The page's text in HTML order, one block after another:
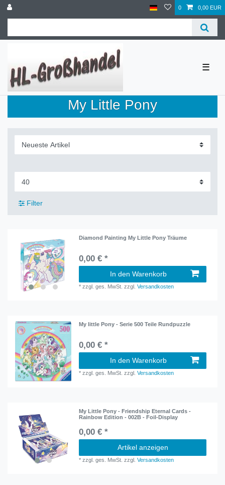
0 0,00 EUR
☰
My Little Pony
Filter
Diamond Painting My Little Pony Träume
0,00 € *
In den Warenkorb
*zzgl. ges. MwSt. zzgl.Versandkosten
My little Pony - Serie 500 Teile Rundpuzzle
0,00 € *
In den Warenkorb
*zzgl. ges. MwSt. zzgl.Versandkosten
My Little Pony - Friendship Eternal Cards -
Rainbow Edition - 002B - Foil-Display
0,00 € *
Artikel anzeigen
*zzgl. ges. MwSt. zzgl.Versandkosten